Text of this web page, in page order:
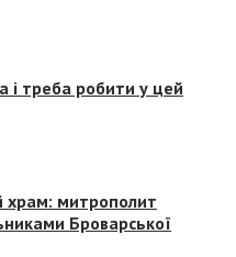
треба робити у цей
храм: митрополит
Броварської